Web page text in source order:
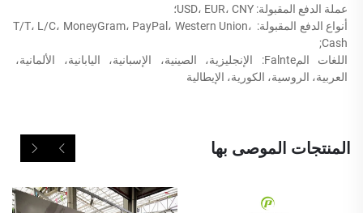
عملة الدفع المقبولة: USD، EUR، CNY؛
أنواع الدفع المقبولة: T/T، L/C، MoneyGram، PayPal، Western Union،
Cash;
العربية، الروسية، الكورية، الإيطالية
المنتجات الموصى بها